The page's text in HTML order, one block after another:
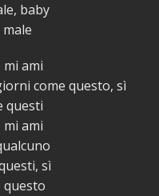
baby
male
mi ami
come questo, sì
questi
mi ami
sì
questo